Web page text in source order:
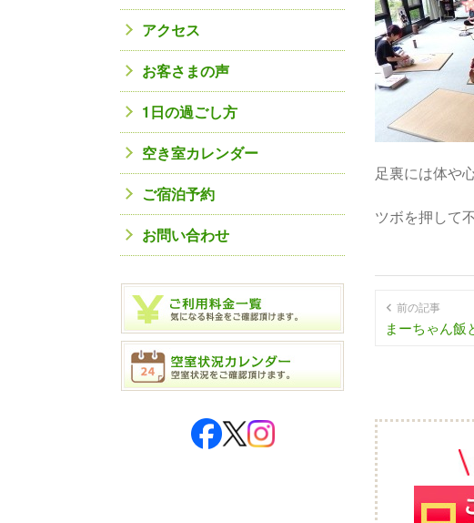
足裏には体や
ツボを押して
前の記事
まーちゃん飯
アクセス
お客さまの声
1日の過ごし方
空き室カレンダー
ご宿泊予約
お問い合わせ